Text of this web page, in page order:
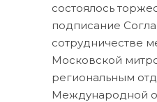
состоялось
подписание
сотрудничестве
Московской
региональным
Международной